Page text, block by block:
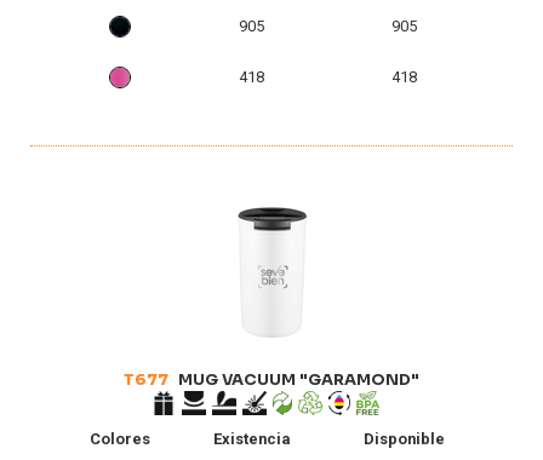
905
905
418 418
T677 MUG VACUUM "GARAMOND"
Colores Existencia Disponible